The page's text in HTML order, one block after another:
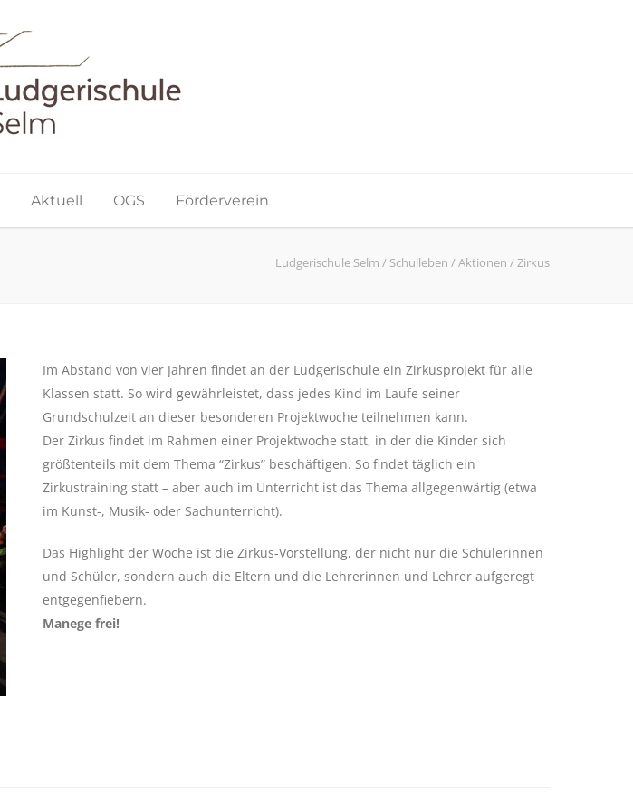
Aktuell OGS Förderverein
Ludgerischule Selm / Schulleben /Aktionen /Zirkus
Im Abstand von vier Jahren findet an der Ludgerischule ein Zirkusprojekt für alle
Klassen statt. So wird gewährleistet, dass jedes Kind im Laufe seiner
Grundschulzeit an dieser besonderen Projektwoche teilnehmen kann.
Der Zirkus findet im Rahmen einer Projektwoche statt, in der die Kinder sich
größtenteils mit dem Thema “Zirkus” beschäftigen. So findet täglich ein
Zirkustraining statt – aber auch im Unterricht ist das Thema allgegenwärtig (etwa
im Kunst-, Musik- oder Sachunterricht).
Das Highlight der Woche ist die Zirkus-Vorstellung, der nicht nur die Schülerinnen
und Schüler, sondern auch die Eltern und die Lehrerinnen und Lehrer aufgeregt
entgegenfiebern.
Manege frei!